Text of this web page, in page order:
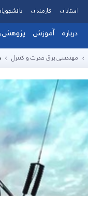
درباره
معرفی دانشکده
پیام ریاست دانشکده
چارت سازمانی
تماس با دانشکده
اهداف، چشم انداز و
امکانات
آموزش
فرم ها و آیین
پژوهش
استادان کارمندان
مهندسی برق قدرت و کنترل